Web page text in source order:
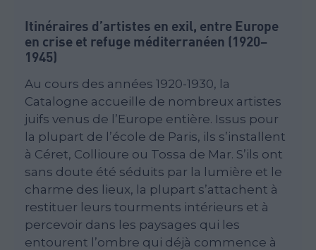
Itinéraires d’artistes en exil, entre Europe
en crise et refuge méditerranéen (1920–
1945)
Au cours des années 1920-1930, la
Catalogne accueille de nombreux artistes
juifs venus de l’Europe entière. Issus pour
la plupart de l’école de Paris, ils s’installent
à Céret, Collioure ou Tossa de Mar. S’ils ont
sans doute été séduits par la lumière et le
charme des lieux, la plupart s’attachent à
restituer leurs tourments intérieurs et à
percevoir dans les paysages qui les
entourent l’ombre qui déjà commence à